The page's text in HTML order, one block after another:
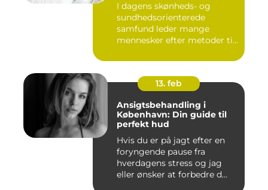
I dagens skønheds- og
sundhedsorienterede
samfund leder mange
mennesker efter metoder til
13. feb
Ansigtsbehandling i
København: Din guide til
perfekt hud
Hvis du er på jagt efter en
foryngende pause fra
hverdagens stress og jag
eller ønsker at forbedre d...